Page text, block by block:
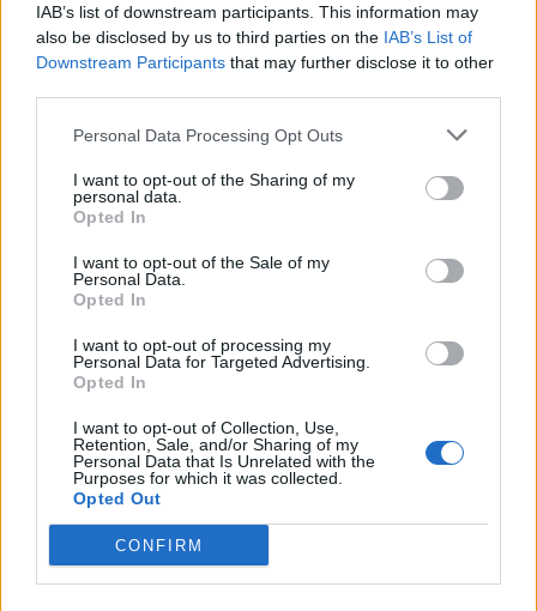
IAB’s list of downstream participants. This information may
also be disclosed by us to third parties on the IAB’s List of
Downstream Participants that may further disclose it to other
Personal Data Processing Opt Outs
I want to opt-out of the Sharing of my
personal data.
Opted In
I want to opt-out of the Sale of my
Personal Data.
Opted In
I want to opt-out of processing my
Personal Data for Targeted Advertising.
Opted In
I want to opt-out of Collection, Use,
Retention, Sale, and/or Sharing of my
Personal Data that Is Unrelated with the
Purposes for which it was collected.
Opted Out
CONFIRM
Ρόδος: Πρόστιμο 73.000 ευρώ σε επιχείρηση για
παραβάσεις στον αιγιαλό